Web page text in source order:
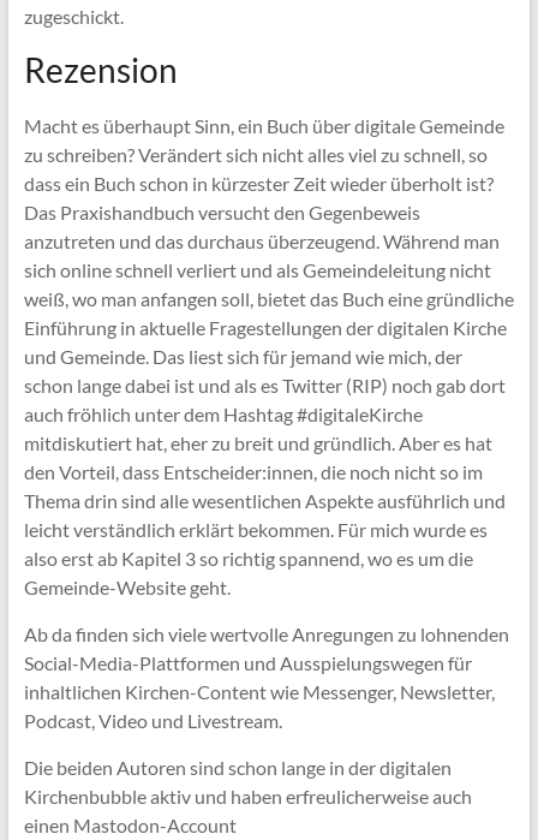
zugeschickt.
Rezension
Macht es überhaupt Sinn, ein Buch über digitale Gemeinde
zu schreiben? Verändert sich nicht alles viel zu schnell, so
dass ein Buch schon in kürzester Zeit wieder überholt ist?
Das Praxishandbuch versucht den Gegenbeweis
anzutreten und das durchaus überzeugend. Während man
sich online schnell verliert und als Gemeindeleitung nicht
weiß, wo man anfangen soll, bietet das Buch eine gründliche
Einführung in aktuelle Fragestellungen der digitalen Kirche
und Gemeinde. Das liest sich für jemand wie mich, der
schon lange dabei ist und als es Twitter (RIP) noch gab dort
auch fröhlich unter dem Hashtag #digitaleKirche
mitdiskutiert hat, eher zu breit und gründlich. Aber es hat
den Vorteil, dass Entscheider:innen, die noch nicht so im
Thema drin sind alle wesentlichen Aspekte ausführlich und
leicht verständlich erklärt bekommen. Für mich wurde es
also erst ab Kapitel 3 so richtig spannend, wo es um die
Gemeinde-Website geht.
Ab da finden sich viele wertvolle Anregungen zu lohnenden
Social-Media-Plattformen und Ausspielungswegen für
inhaltlichen Kirchen-Content wie Messenger, Newsletter,
Podcast, Video und Livestream.
Die beiden Autoren sind schon lange in der digitalen
Kirchenbubble aktiv und haben erfreulicherweise auch
einen Mastodon-Account